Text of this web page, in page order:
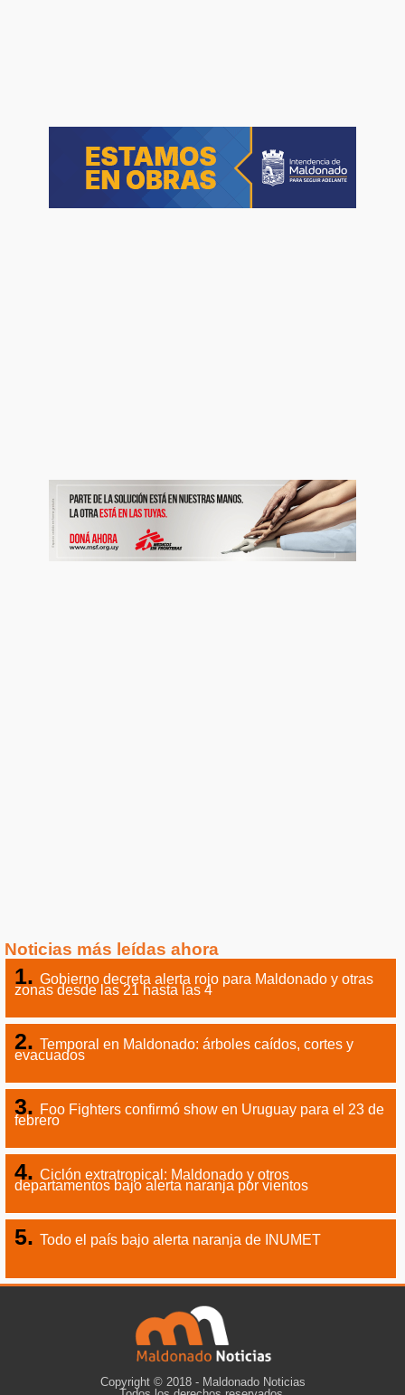
Noticias más leídas ahora
Gobierno decreta alerta rojo para Maldonado y otras
zonas desde las 21 hasta las 4
Temporal en Maldonado: árboles caídos, cortes y
evacuados
Foo Fighters confirmó show en Uruguay para el 23 de
febrero
Ciclón extratropical: Maldonado y otros
departamentos bajo alerta naranja por vientos
Todo el país bajo alerta naranja de INUMET
Copyright © 2018 - Maldonado Noticias